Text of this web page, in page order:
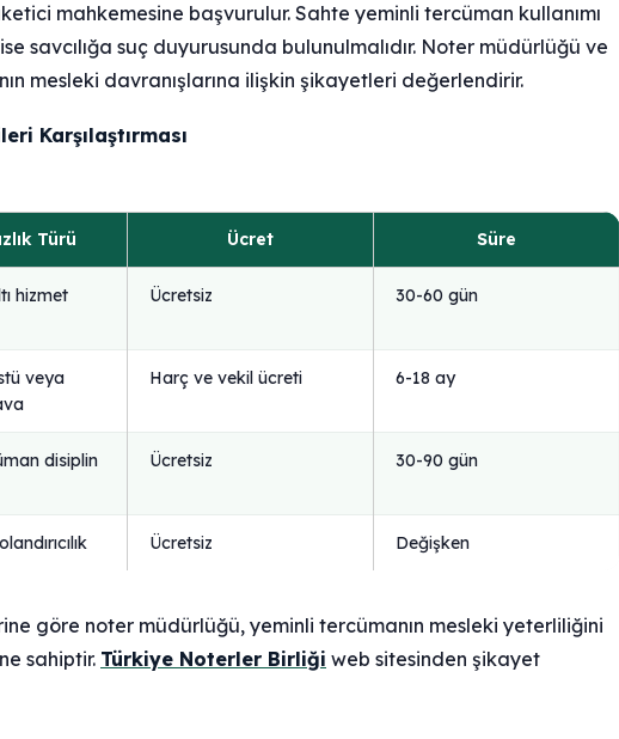
mahkemesine başvurulur. Sahte yeminli tercüman kullanımı
savcılığa suç duyurusunda bulunulmalıdır. Noter müdürlüğü ve
mesleki davranışlarına ilişkin şikayetleri değerlendirir.
Karşılaştırması
Türü Ücret Süre
hizmet
Ücretsiz 30-60 gün
veya
Harç ve vekil ücreti 6-18 ay
disiplin
Ücretsiz 30-90 gün
Ücretsiz Değişken
göre noter müdürlüğü, yeminli tercümanın mesleki yeterliliğini
sahiptir. Türkiye Noterler Birliği web sitesinden şikayet